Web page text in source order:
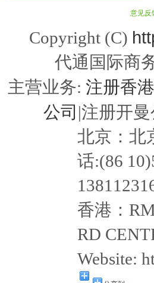
意见反
Copyright (C)
代通国际商
主营业务: 注册香
公司 |注册开
北京：北
话:(86
香港：
RD
Website: